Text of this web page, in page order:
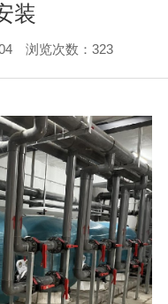
装
浏览次数：323